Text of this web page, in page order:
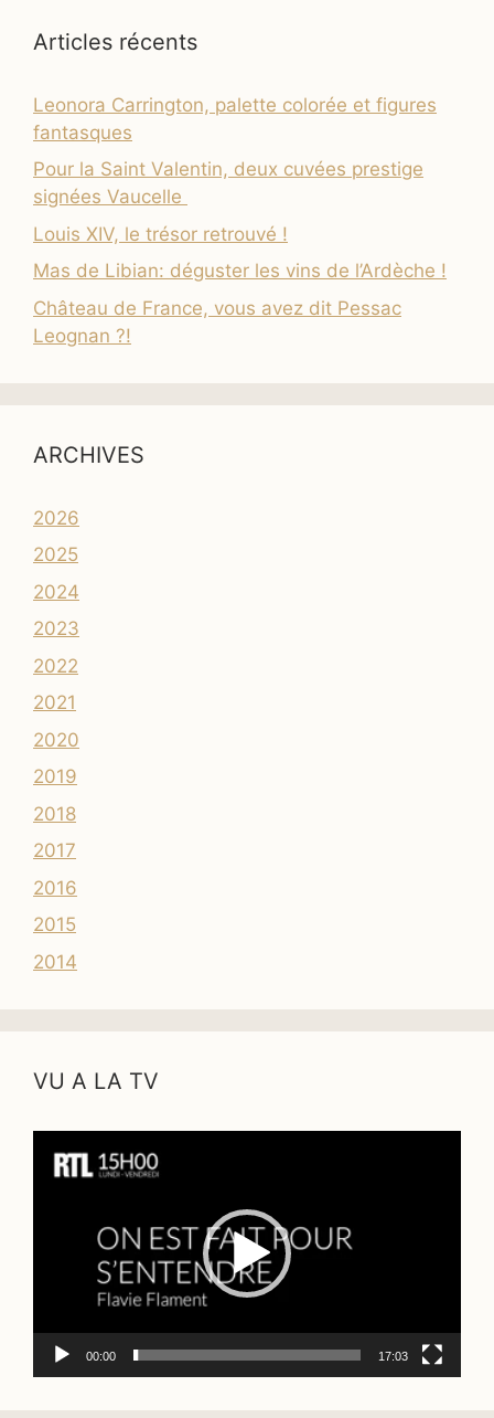
Articles récents
Leonora Carrington, palette colorée et figures
fantasques
Pour la Saint Valentin, deux cuvées prestige
signées Vaucelle
Louis XIV, le trésor retrouvé !
Mas de Libian: déguster les vins de l’Ardèche !
Château de France, vous avez dit Pessac
Leognan ?!
ARCHIVES
2026
2025
2024
2023
2022
2021
2020
2019
2018
2017
2016
2015
2014
VU A LA TV
vidéo
00:00 17:03